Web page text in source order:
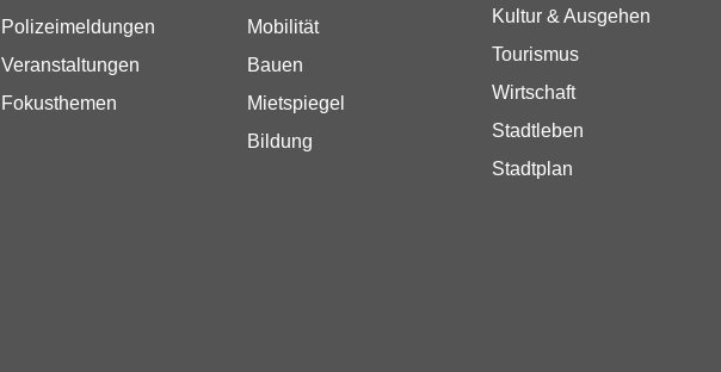
Polizeimeldungen
Veranstaltungen
Fokusthemen
Mobilität
Bauen
Mietspiegel
Bildung
Kultur & Ausgehen
Tourismus
Wirtschaft
Stadtleben
Stadtplan